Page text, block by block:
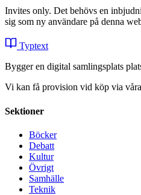
Invites only. Det behövs en
sig som ny användare på denna
Typtext
Bygger en digital samlingsplats
Vi kan få provision vid köp via
Sektioner
Böcker
Debatt
Kultur
Övrigt
Samhälle
Teknik